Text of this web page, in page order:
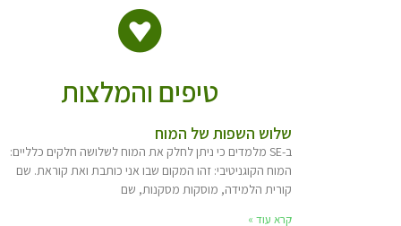
טיפים והמלצות
שלוש השפות של המוח
ב-SE מלמדים כי ניתן לחלק את המוח לשלושה חלקים כלליים:
המוח הקוגניטיבי: זהו המקום שבו אני כותבת ואת קוראת. שם
קורית הלמידה, מוסקות מסקנות, שם
קרא עוד »